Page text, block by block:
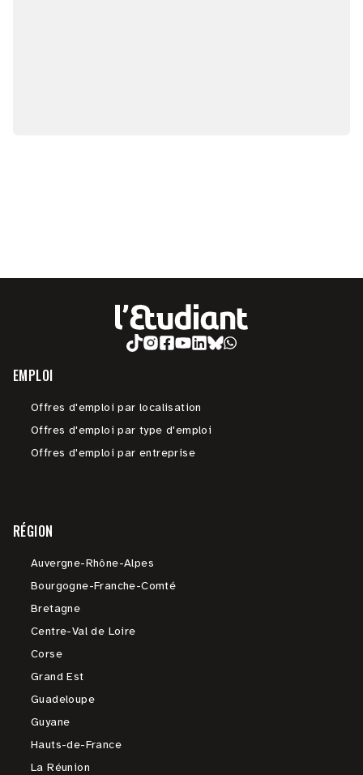
EMPLOI
Offres d'emploi par localisation
Offres d'emploi par type d'emploi
Offres d'emploi par entreprise
RÉGION
Auvergne-Rhône-Alpes
Bourgogne-Franche-Comté
Bretagne
Centre-Val de Loire
Corse
Grand Est
Guadeloupe
Guyane
Hauts-de-France
La Réunion